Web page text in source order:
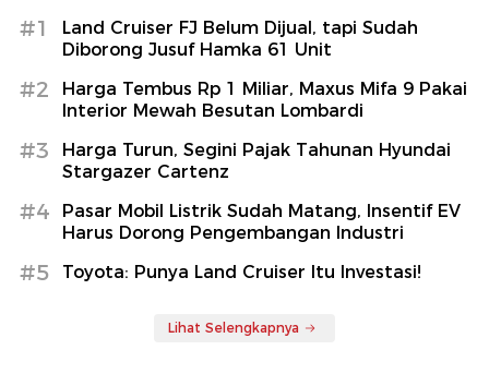
#1
Land Cruiser FJ Belum Dijual, tapi Sudah
Diborong Jusuf Hamka 61 Unit
#2
Harga Tembus Rp 1 Miliar, Maxus Mifa 9 Pakai
Interior Mewah Besutan Lombardi
#3
Harga Turun, Segini Pajak Tahunan Hyundai
Stargazer Cartenz
#4
Pasar Mobil Listrik Sudah Matang, Insentif EV
Harus Dorong Pengembangan Industri
#5 Toyota: Punya Land Cruiser Itu Investasi!
Lihat Selengkapnya